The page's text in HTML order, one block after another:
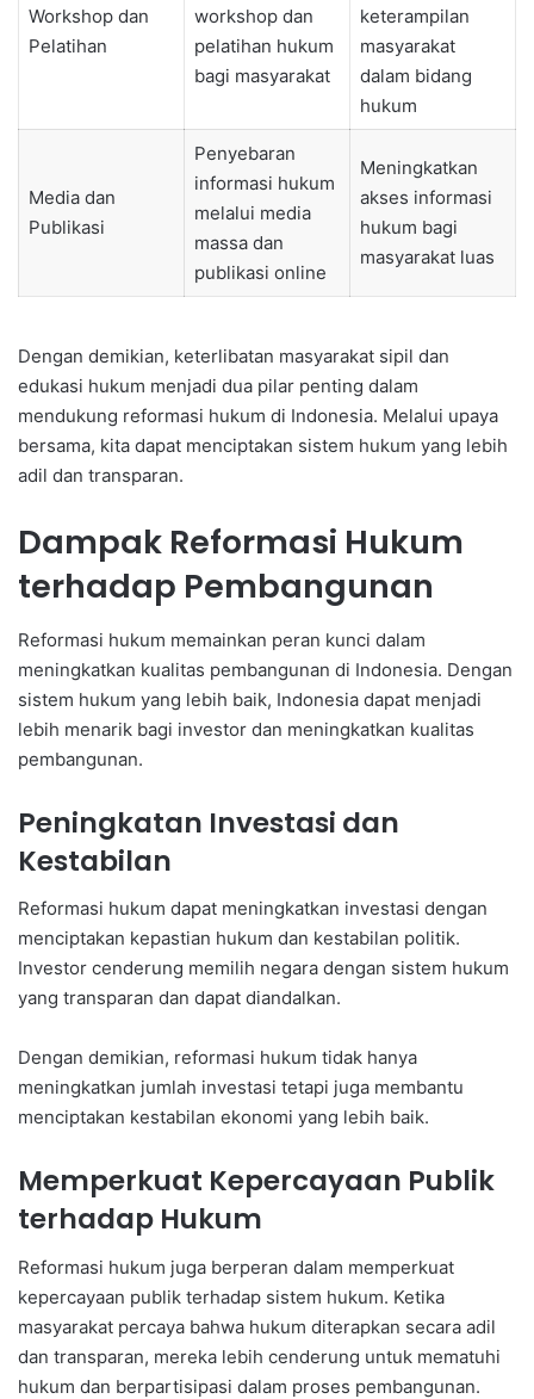
Workshop dan
Pelatihan
workshop dan
pelatihan hukum
bagi masyarakat
keterampilan
masyarakat
dalam bidang
hukum
Media dan
Publikasi
Penyebaran
informasi hukum
melalui media
massa dan
publikasi online
Meningkatkan
akses informasi
hukum bagi
masyarakat luas
Dengan demikian, keterlibatan masyarakat sipil dan
edukasi hukum menjadi dua pilar penting dalam
mendukung reformasi hukum di Indonesia. Melalui upaya
bersama, kita dapat menciptakan sistem hukum yang lebih
adil dan transparan.
Dampak Reformasi Hukum
terhadap Pembangunan
Reformasi hukum memainkan peran kunci dalam
meningkatkan kualitas pembangunan di Indonesia. Dengan
sistem hukum yang lebih baik, Indonesia dapat menjadi
lebih menarik bagi investor dan meningkatkan kualitas
pembangunan.
Peningkatan Investasi dan
Kestabilan
Reformasi hukum dapat meningkatkan investasi dengan
menciptakan kepastian hukum dan kestabilan politik.
Investor cenderung memilih negara dengan sistem hukum
yang transparan dan dapat diandalkan.
Dengan demikian, reformasi hukum tidak hanya
meningkatkan jumlah investasi tetapi juga membantu
menciptakan kestabilan ekonomi yang lebih baik.
Memperkuat Kepercayaan Publik
terhadap Hukum
Reformasi hukum juga berperan dalam memperkuat
kepercayaan publik terhadap sistem hukum. Ketika
masyarakat percaya bahwa hukum diterapkan secara adil
dan transparan, mereka lebih cenderung untuk mematuhi
hukum dan berpartisipasi dalam proses pembangunan.